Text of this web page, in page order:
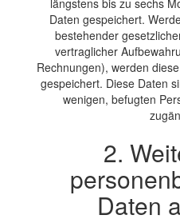
Daten gespeichert.
bestehender
vertraglicher
Rechnungen), werden
gespeichert. Diese Daten
wenigen, befugten
2.
Daten